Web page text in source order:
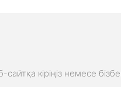
кіріңіз немесе